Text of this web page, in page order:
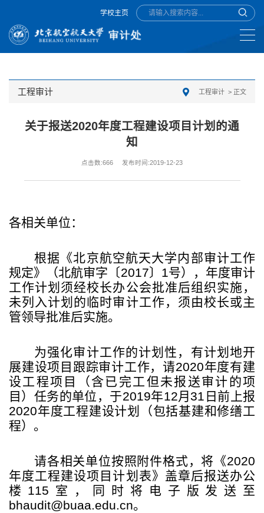
学校主页
工程审计 工程审计 > 正文
关于报送2020年度工程建设项目计划的通
知
点击数:666 发布时间:2019-12-23
各相关单位：
根据《北京航空航天大学内部审计工作
规定》（北航审字〔2017〕 1号），年度审计
工作计划须经校长办公会批准后组织实施，
未列入计划的临时审计工作，须由校长或主
管领导批准后实施。
为强化审计工作的计划性，有计划地开
展建设项目跟踪审计工作，请2020年度有建
设工程项目（含已完工但未报送审计的项
目）任务的单位，于2019年12月31 日前上报
2020年度工程建设计划（包括基建和修缮工
程）。
请各相关单位按照附件格式，将《2020
年度工程建设项目计划表》盖章后报送办公
楼 115 室，同时将电子版发送至
bhaudit@buaa.edu.cn。